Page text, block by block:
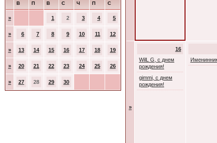
В П В С Ч П С
» 1 2 3 4 5
» 6 7 8 9 10 11 12
» 13 14 15 16 17 18 19
» 20 21 22 23 24 25 26
» 27 28 29 30
»
16
WilL G, с днем
рождения!
gimmi, с днем
рождения!